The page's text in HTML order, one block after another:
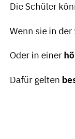
Die Schüler
Wenn sie in der
Oder in einer
Dafür gelten